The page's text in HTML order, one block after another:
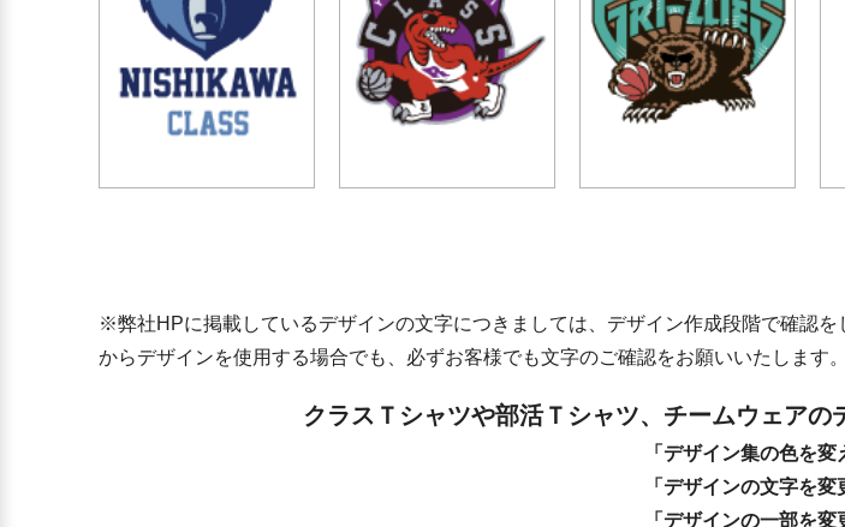
※弊社HPに掲載しているデザインの文字につきましては、デザイン作成段階で確認
からデザインを使用する場合でも、必ずお客様でも文字のご確認をお願いいたします。
クラスＴシャツや部活Ｔシャツ、チームウェアの
「デザイン集の色を変
「デザインの文字を変
「デザインの一部を変